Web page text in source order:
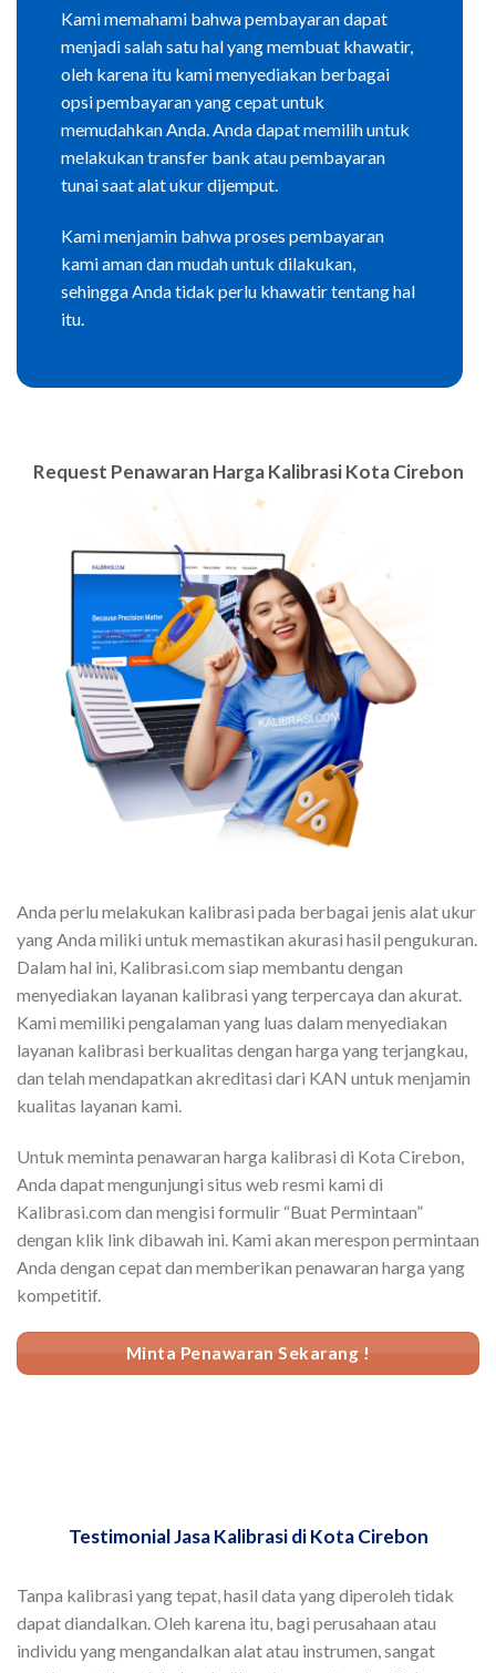
Kami memahami bahwa pembayaran dapat
menjadi salah satu hal yang membuat khawatir,
oleh karena itu kami menyediakan berbagai
opsi pembayaran yang cepat untuk
memudahkan Anda. Anda dapat memilih untuk
melakukan transfer bank atau pembayaran
tunai saat alat ukur dijemput.
Kami menjamin bahwa proses pembayaran
kami aman dan mudah untuk dilakukan,
sehingga Anda tidak perlu khawatir tentang hal
itu.
Request Penawaran Harga Kalibrasi Kota Cirebon
Anda perlu melakukan kalibrasi pada berbagai jenis alat ukur
yang Anda miliki untuk memastikan akurasi hasil pengukuran.
Dalam hal ini, Kalibrasi.com siap membantu dengan
menyediakan layanan kalibrasi yang terpercaya dan akurat.
Kami memiliki pengalaman yang luas dalam menyediakan
layanan kalibrasi berkualitas dengan harga yang terjangkau,
dan telah mendapatkan akreditasi dari KAN untuk menjamin
kualitas layanan kami.
Untuk meminta penawaran harga kalibrasi di Kota Cirebon,
Anda dapat mengunjungi situs web resmi kami di
Kalibrasi.com dan mengisi formulir “Buat Permintaan”
dengan klik link dibawah ini. Kami akan merespon permintaan
Anda dengan cepat dan memberikan penawaran harga yang
kompetitif.
Minta Penawaran Sekarang !
Testimonial Jasa Kalibrasi di Kota Cirebon
Tanpa kalibrasi yang tepat, hasil data yang diperoleh tidak
dapat diandalkan. Oleh karena itu, bagi perusahaan atau
individu yang mengandalkan alat atau instrumen, sangat